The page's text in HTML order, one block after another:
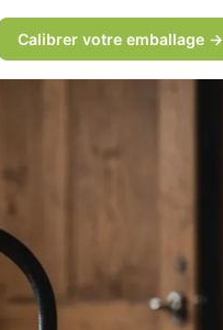
Calibrer votre emballage →